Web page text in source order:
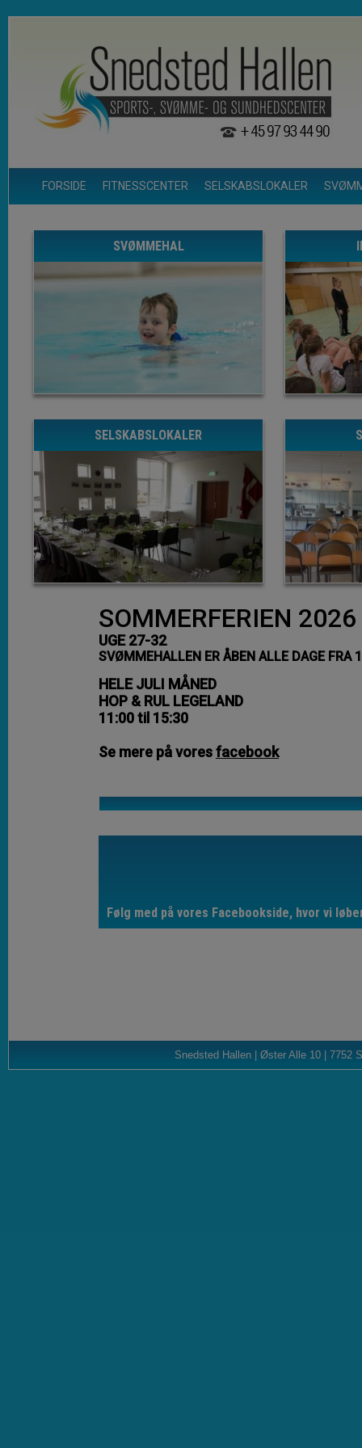
FORSIDE FITNESSCENTER SELSKABSLOKALER
SVØMMEHAL
SELSKABSLOKALER
SOMMERFERIEN 2026
UGE 27-32
SVØMMEHALLEN ER ÅBEN ALLE DAGE
HELE JULI MÅNED
HOP & RUL LEGELAND
11:00 til 15:30
Se mere på voresfacebook
Følg med på vores Facebookside, hvor vi
Snedsted Hallen | Øster Alle 10 | 7752